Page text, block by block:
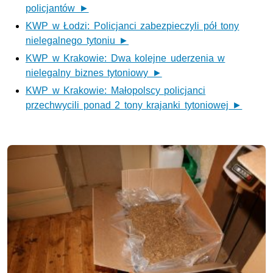
policjantów ►
KWP w Łodzi: Policjanci zabezpieczyli pół tony
nielegalnego tytoniu ►
KWP w Krakowie: Dwa kolejne uderzenia w
nielegalny biznes tytoniowy ►
KWP w Krakowie: Małopolscy policjanci
przechwycili ponad 2 tony krajanki tytoniowej ►